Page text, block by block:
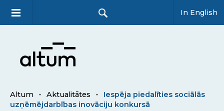
In English
Altum - Aktualitātes -
Iespēja piedalīties sociālās
uzņēmējdarbības inovāciju konkursā